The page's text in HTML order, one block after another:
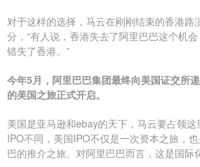
对于这样的选择，马云在刚刚结束的香港路
分，“有人说，香港失去了阿里巴巴这个机
错失了香港。”
今年5月，阿里巴巴集团最终向美国证交所
的美国之旅正式开启。
美国是亚马逊和ebay的天下，马云要占领
IPO不同，美国IPO不仅是一次资本之旅，
巴的推介之旅。对阿里巴巴而言，这是国际